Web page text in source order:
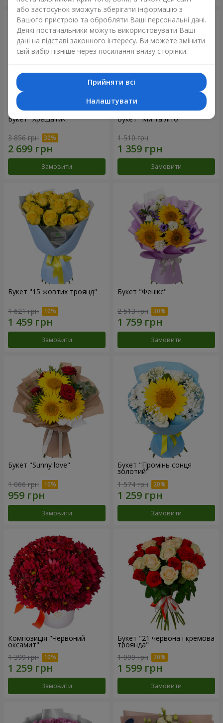
Букет "Хрещатик"
3 856 грн
Замовити
Букет "Ми та літо"
1 510 грн
Замовити
Букет "15 жовтих троянд"
1 621 грн
Замовити
Букет "Фенікс"
2 513 грн
Замовити
Букет "Sunny love"
1 066 грн
Замовити
Букет "Промінь сонця
золотий"
1 574 грн
Замовити
Композиція "Червоний
оксамит"
1 399 грн
Замовити
Букет "21 червона і кремова
троянда"
1 999 грн
Замовити
або застосунок зможуть зберігати інформацію з
Вашого пристрою та обробляти Ваші персональні дані.
Деякі постачальники можуть використовувати Ваші
дані на підставі законного інтересу. Ви можете змінити
свій вибір пізніше через посилання внизу сторінки.
Прийняти всі
Налаштувати